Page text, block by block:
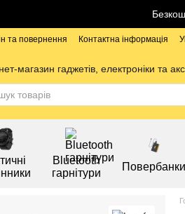
та повернення Контактна інформація
магазин гаджетів, електроніки та
Bluetooth
гарнітури
Повербанки